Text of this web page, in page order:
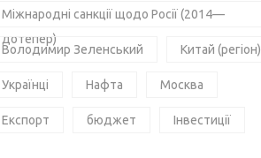
Міжнародні санкції щодо Росії (2014—
дотепер)
Володимир Зеленський Китай (регіон)
Українці Нафта Москва
Експорт бюджет Інвестиції